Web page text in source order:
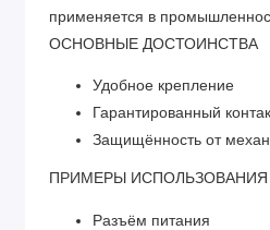
применяется в
ОСНОВНЫЕ ДОСТОИНСТВА
Удобное крепление
Гарантированный
Защищённость от
ПРИМЕРЫ ИСПОЛЬЗОВАНИЯ
Разъём питания